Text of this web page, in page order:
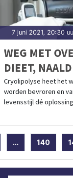
7 juni 2021, 20:30
WEG MET
DIEET,
Cryolipolyse heet het
worden bevroren en
levensstijl dé
... 140